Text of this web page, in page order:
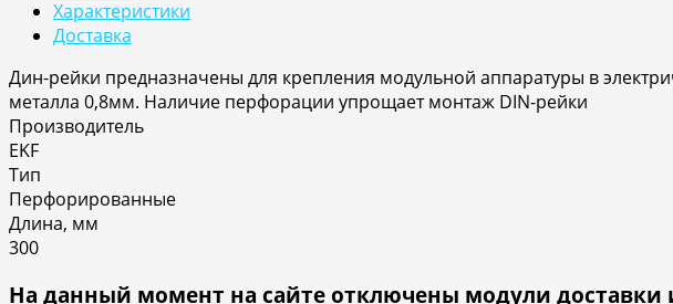
Характеристики
Доставка
Дин-рейки предназначены для крепления модульной аппаратуры в
металла 0,8мм. Наличие перфорации упрощает монтаж DIN-рейки
Производитель
EKF
Тип
Перфорированные
Длина, мм
300
На данный момент на сайте отключены модули доставки